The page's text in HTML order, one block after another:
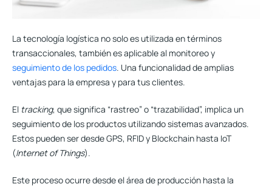
La tecnología logística no solo es utilizada en términos
transaccionales, también es aplicable al monitoreo y
seguimiento de los pedidos. Una funcionalidad deamplias
ventajas para la empresa y para tus clientes.
El tracking, que significa “rastreo” o “trazabilidad”, implica un
seguimiento de los productos utilizando sistemas avanzados.
Estos pueden ser desde GPS, RFID y Blockchain hasta IoT
(Internet of Things).
Este proceso ocurre desde el área de producción hasta la